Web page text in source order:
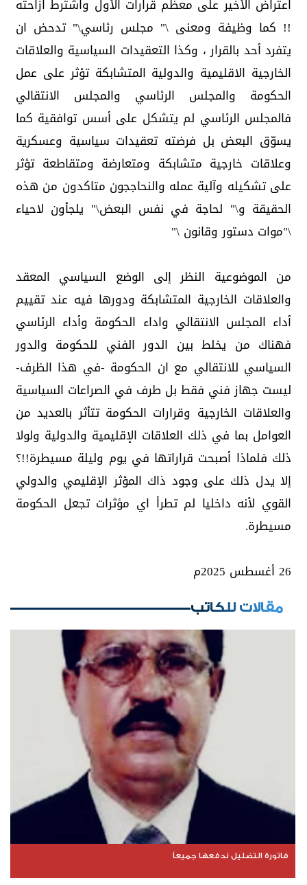
اعتراض الأخير على معظم قرارات الأول واشترط ازاحته
!! كما وظيفة ومعنى \" مجلس رئاسي\" تدحض ان
يتفرد أحد بالقرار ، وكذا التعقيدات السياسية والعلاقات
الخارجية الاقليمية والدولية المتشابكة تؤثر على عمل
الحكومة والمجلس الرئاسي والمجلس الانتقالي
فالمجلس الرئاسي لم يتشكل على أسس توافقية كما
يسوّق البعض بل فرضته تعقيدات سياسية وعسكرية
وعلاقات خارجية متشابكة ومتعارضة ومتقاطعة تؤثر
على تشكيله وآلية عمله والنحاججون متاكدون من هذه
الحقيقة و\" لحاجة في نفس البعض\" يلجأون لاحياء
\"موات دستور وقانون \"
من الموضوعية النظر إلى الوضع السياسي المعقد
والعلاقات الخارجية المتشابكة ودورها فيه عند تقييم
أداء المجلس الانتقالي واداء الحكومة وأداء الرئاسي
فهناك من يخلط بين الدور الفني للحكومة والدور
السياسي للانتقالي مع ان الحكومة -في هذا الظرف-
ليست جهاز فني فقط بل طرف في الصراعات السياسية
والعلاقات الخارجية وقرارات الحكومة تتأثر بالعديد من
العوامل بما في ذلك العلاقات الإقليمية والدولية ولولا
ذلك فلماذا أصبحت قراراتها في يوم وليلة مسيطرة!!؟
إلا يدل ذلك على وجود ذاك المؤثر الإقليمي والدولي
القوي لأنه داخليا لم تطرأ اي مؤثرات تجعل الحكومة
مسيطرة.
26 أغسطس 2025م
مقالات للكاتب
فاتورة التضليل ندفعها جميعاً